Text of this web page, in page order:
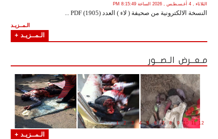
الثلاثاء , 4 أغـسـطـس , 2026 الساعة 8:15:49 PM
النسخة الالكترونية من صحيفة ( لاء ) العدد (1905) PDF ...
الـمــزيـد
الـمــزيـد +
مـعــرض الـصــور
1 2 3 4 5 6 7 8 9 10 11
الـمــزيـد +